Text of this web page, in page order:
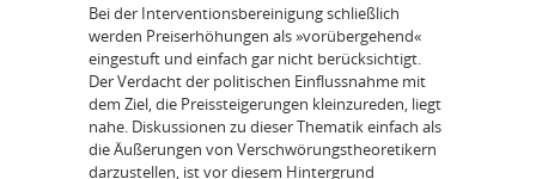
Bei der Interventionsbereinigung schließlich
werden Preiserhöhungen als »vorübergehend«
eingestuft und einfach gar nicht berücksichtigt.
Der Verdacht der politischen Einflussnahme mit
dem Ziel, die Preissteigerungen kleinzureden, liegt
nahe. Diskussionen zu dieser Thematik einfach als
die Äußerungen von Verschwörungstheoretikern
darzustellen, ist vor diesem Hintergrund